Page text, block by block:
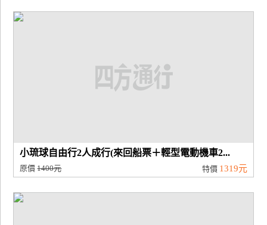
小琉球自由行2人成行(來回船票＋輕型電動機車2...
原價1400元 特價 1319元